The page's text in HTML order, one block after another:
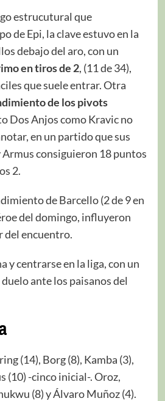
estrucutural que
de Epi, la clave estuvo en la
debajo del aro, con un
en tiros de 2, (11 de 34),
que suele entrar. Otra
de los pivots
Dos Anjos como Kravic no
en un partido que sus
consiguieron 18 puntos
2.
de Barcello (2 de 9 en
del domingo, influyeron
del encuentro.
y centrarse en la liga, con un
ante los paisanos del
(14), Borg (8), Kamba (3),
(10) -cinco inicial-. Oroz,
(8) y Álvaro Muñoz (4).